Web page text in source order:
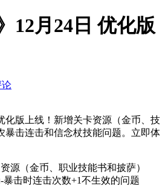
12月24日 优化版
论
化版上线！新增关卡资源（金币、技
暴击连击和信念杖技能问题。立即体
源（金币、职业技能书和披萨）
击时连击次数+1不生效的问题